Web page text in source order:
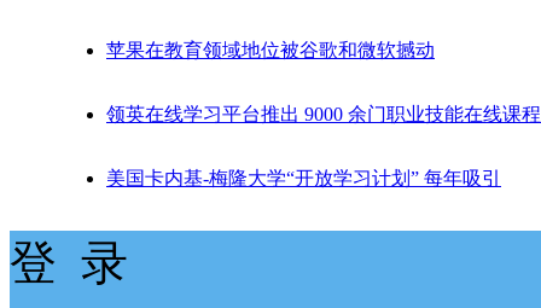
苹果在教育领域地位被谷歌和微软撼动
领英在线学习平台推出 9000 余门职业技能在线课程
美国卡内基-梅隆大学“开放学习计划” 每年吸引
登 录